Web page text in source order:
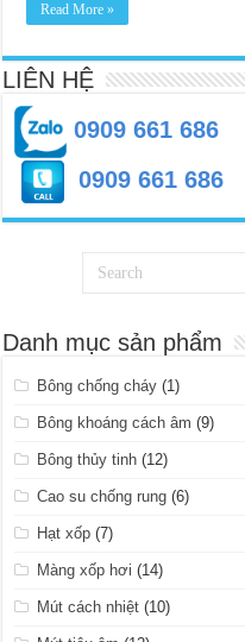
Read More »
LIÊN HỆ
0909 661 686
0909 661 686
Danh mục sản phẩm
Bông chống cháy (1)
Bông khoáng cách âm (9)
Bông thủy tinh (12)
Cao su chống rung (6)
Hạt xốp (7)
Màng xốp hơi (14)
Mút cách nhiệt (10)